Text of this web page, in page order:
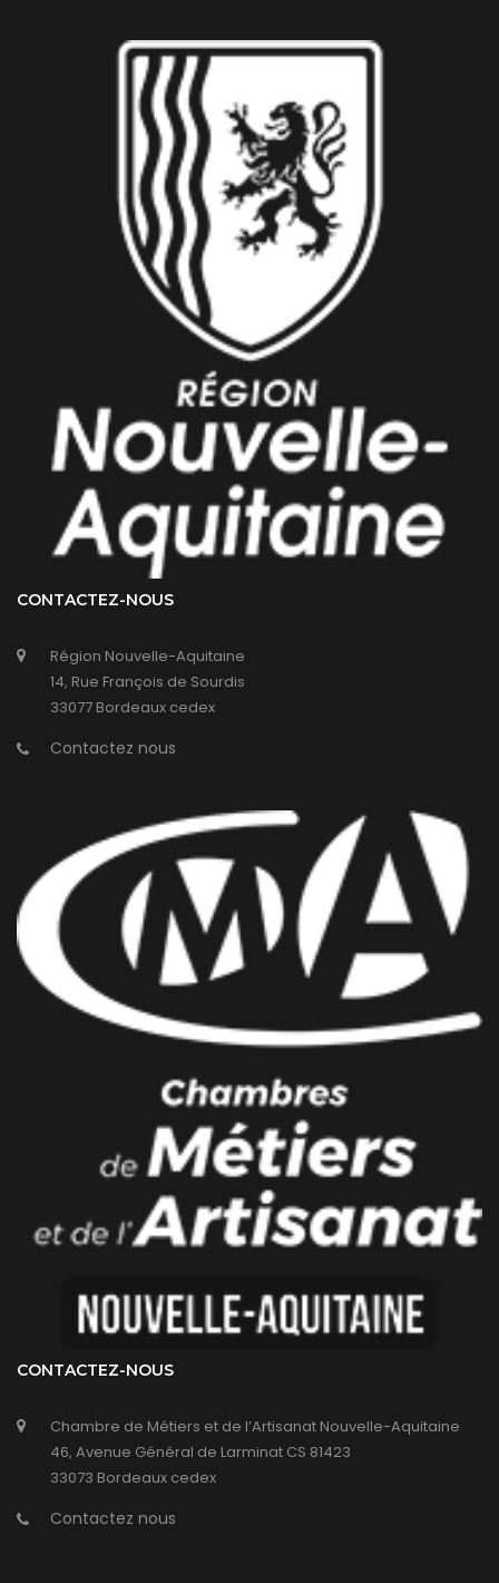
CONTACTEZ-NOUS
Région Nouvelle-Aquitaine
14, Rue François de Sourdis
33077 Bordeaux cedex
Contactez nous
CONTACTEZ-NOUS
Chambre de Métiers et de l’Artisanat Nouvelle-Aquitaine
46, Avenue Général de Larminat CS 81423
33073 Bordeaux cedex
Contactez nous